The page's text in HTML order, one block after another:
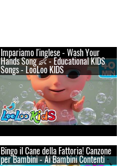
Impariamo l'inglese - Wash Your
Hands Song 👶 - Educational KIDS
Songs - LooLoo KIDS
Bingo il Cane della Fattoria! Canzone
per Bambini - Ai Bambini Contenti